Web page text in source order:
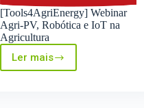
[Tools4AgriEnergy] Webinar
Agri-PV, Robótica e IoT na
Agricultura
Ler mais
INESC
TEC